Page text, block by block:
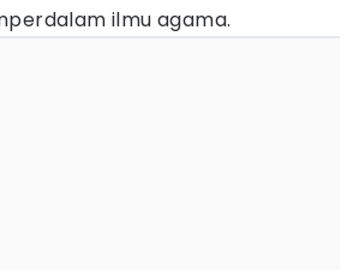
ilmu agama.